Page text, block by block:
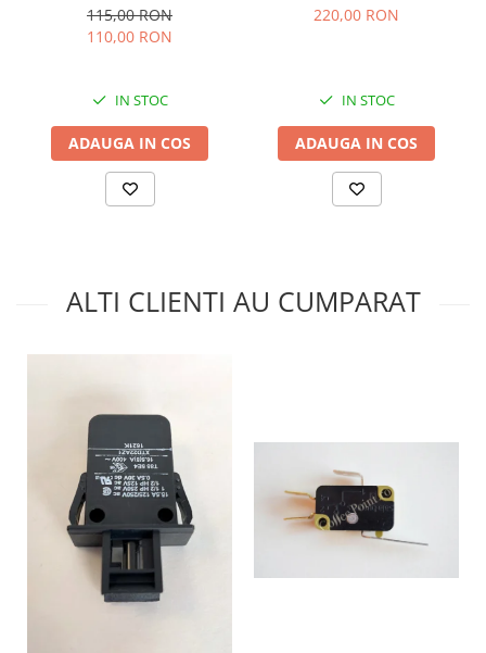
115,00 RON
110,00 RON
IN STOC
ADAUGA IN COS
220,00 RON
IN STOC
ADAUGA IN COS
ALTI CLIENTI AU CUMPARAT